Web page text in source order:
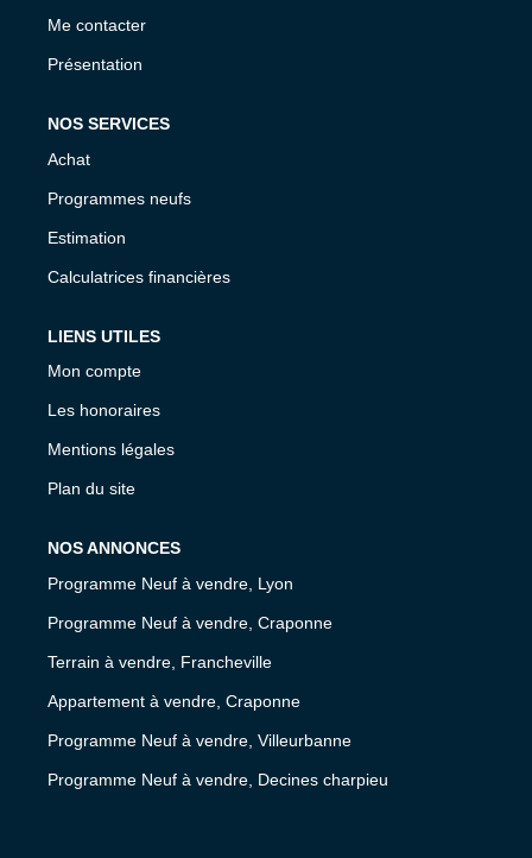
Me contacter
Présentation
NOS SERVICES
Achat
Programmes neufs
Estimation
Calculatrices financières
LIENS UTILES
Mon compte
Les honoraires
Mentions légales
Plan du site
NOS ANNONCES
Programme Neuf à vendre, Lyon
Programme Neuf à vendre, Craponne
Terrain à vendre, Francheville
Appartement à vendre, Craponne
Programme Neuf à vendre, Villeurbanne
Programme Neuf à vendre, Decines charpieu